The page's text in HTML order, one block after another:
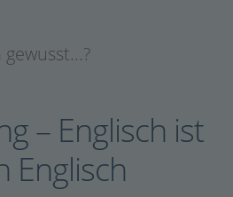
– Englisch ist
Englisch